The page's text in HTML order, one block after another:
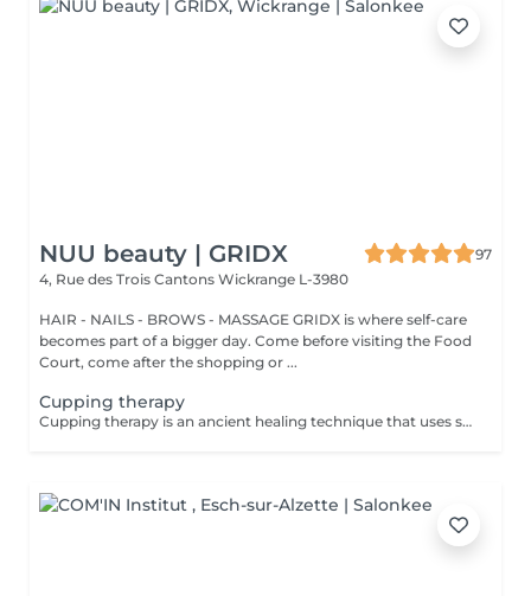
NUU beauty | GRIDX
97
4, Rue des Trois Cantons Wickrange L-3980
HAIR - NAILS - BROWS - MASSAGE GRIDX is where self-care
becomes part of a bigger day. Come before visiting the Food
Court, come after the shopping or ...
Cupping therapy
Cupping therapy is an ancient healing technique that uses special cups to create gentle suction on the skin. This suction promotes blood flow, relieves muscle tension, reduces inflammation, and supports deep relaxation. The treatment can help release toxins, improve circulation, and ease chronic pain or stiffness. *Please note that cupping therapy could just be added to a massage service with includes back massage.